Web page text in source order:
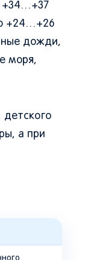
+34…+37
+24…+26
дожди,
моря,
детского
а при